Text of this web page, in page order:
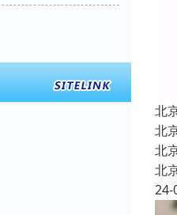
北
北
北
北
24-